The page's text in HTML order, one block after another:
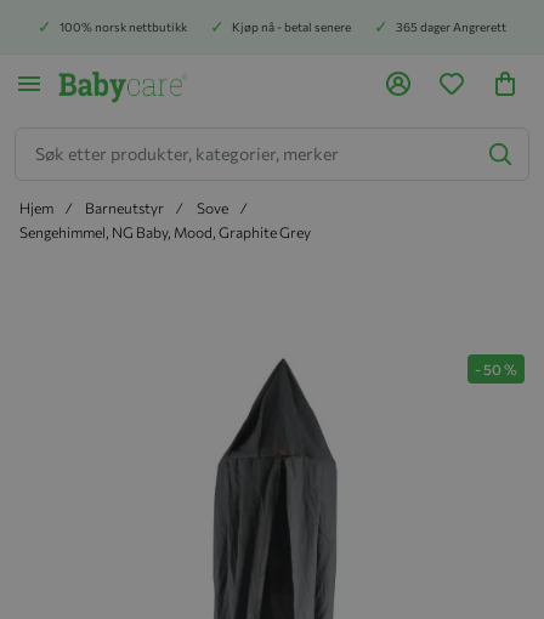
100% norsk nettbutikk Kjøp nå - betal senere 365 dager Angrerett
Hjem Barneutstyr
Sove
Sengehimmel, NG Baby, Mood, Graphite Grey
-50 %